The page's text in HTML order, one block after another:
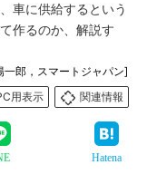
車に供給するという
作るのか、解説す
一郎，スマートジャパン]
用表示
関連情報
Hatena